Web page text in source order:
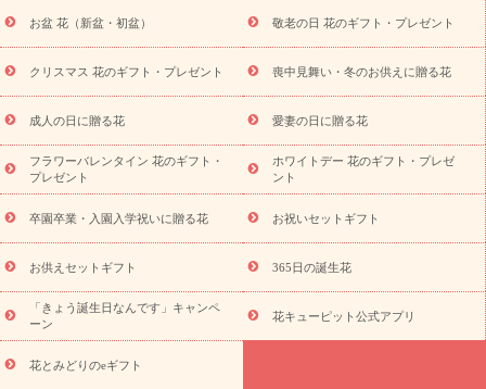
お盆（新盆・初盆）
お祝い返し お見舞い
お取り
プリザーブドフラワー
スタイルから探す
アレンジメント
蘭・花鉢
ミディ胡蝶蘭・お祝い ミディ胡蝶蘭・お供え
の青色胡蝶蘭
観葉植物 観葉植物 産直多肉植物
プリザーブ
ドフラワー
お祝い お供え・お悔やみ 花とセットギフト
ミオーダー
プチギフト（hanamore -ハナモア-）
花とみどりの
eギフト
花キューピットのeGfit カラー ピンク
レンジ
レッド お花の種類 バラ ユリ トルコキキョウ
予
算から探す
お祝い お祝い・3000円～ お祝い・
お祝い・5000円～ お祝い・7000円～ お祝い・10000円～
お供え・お悔やみ
お供え・お悔やみ・3000円～
お供え・お
悔やみ・5000円～ お供え・お悔やみ・7000円～
お供え・お悔
やみ・10000円～
お盆 花（新盆・初盆） 敬老の日 花のギフト・プレゼント
クリスマス 花のギフト・プレゼント 喪中見舞い・冬のお供えに贈る花
成人の日に贈る花 愛妻の日に贈る花
フラワーバレンタイン 花のギフト・
プレゼント
ホワイトデー 花のギフト・プレゼ
ント
卒園卒業・入園入学祝いに贈る花 お祝いセットギフト
お供えセットギフト 365日の誕生花
「きょう誕生日なんです」キャンペ
ーン
花キューピット公式アプリ
花とみどりのeギフト